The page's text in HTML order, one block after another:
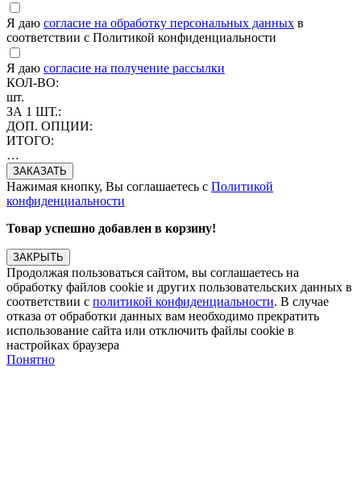
Я даю согласие на обработку персональных данных в
соответствии с Политикой конфиденциальности
Я даю согласие на получение рассылки
КОЛ-ВО:
шт.
ЗА 1 ШТ.:
ДОП. ОПЦИИ:
ИТОГО:
…
Нажимая кнопку, Вы соглашаетесь с Политикой
конфиденциальности
Товар успешно добавлен в корзину!
ЗАКРЫТЬ
Продолжая пользоваться сайтом, вы соглашаетесь на
обработку файлов cookie и других пользовательских данных в
соответствии с политикой конфиденциальности. В случае
отказа от обработки данных вам необходимо прекратить
использование сайта или отключить файлы cookie в
настройках браузера
Понятно